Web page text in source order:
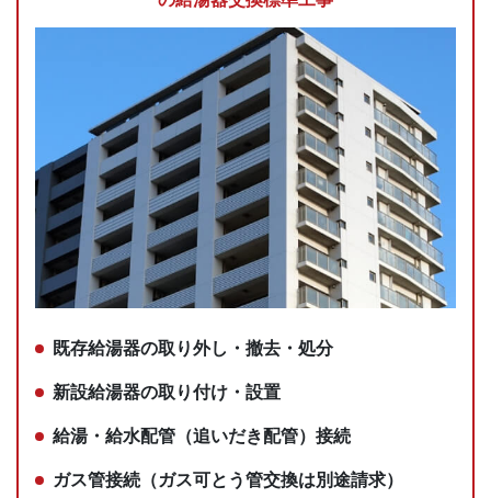
既存給湯器の取り外し・撤去・処分
新設給湯器の取り付け・設置
給湯・給水配管（追いだき配管）接続
ガス管接続（ガス可とう管交換は別途請求）